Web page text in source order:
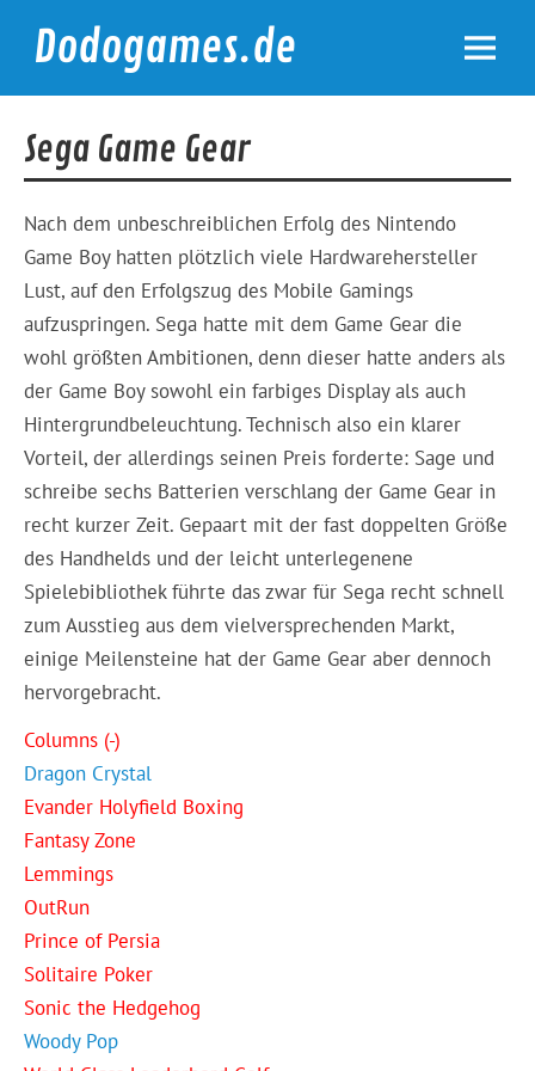
contentDodogames.de
Sega Game Gear
Nach dem unbeschreiblichen Erfolg des Nintendo
Game Boy hatten plötzlich viele Hardwarehersteller
Lust, auf den Erfolgszug des Mobile Gamings
aufzuspringen. Sega hatte mit dem Game Gear die
wohl größten Ambitionen, denn dieser hatte anders als
der Game Boy sowohl ein farbiges Display als auch
Hintergrundbeleuchtung. Technisch also ein klarer
Vorteil, der allerdings seinen Preis forderte: Sage und
schreibe sechs Batterien verschlang der Game Gear in
recht kurzer Zeit. Gepaart mit der fast doppelten Größe
des Handhelds und der leicht unterlegenene
Spielebibliothek führte das zwar für Sega recht schnell
zum Ausstieg aus dem vielversprechenden Markt,
einige Meilensteine hat der Game Gear aber dennoch
hervorgebracht.
Columns (-)
Dragon Crystal
Evander Holyfield Boxing
Fantasy Zone
Lemmings
OutRun
Prince of Persia
Solitaire Poker
Sonic the Hedgehog
Woody Pop